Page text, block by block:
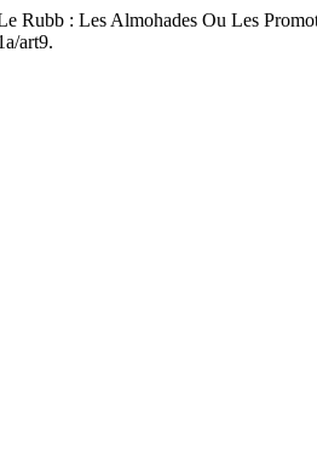
Rubb : Les Almohades Ou Les
art9.